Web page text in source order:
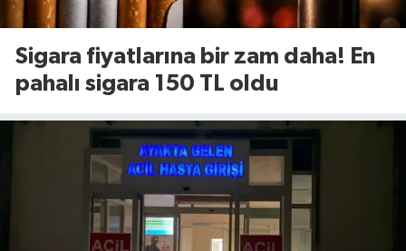
Sigara fiyatlarına bir zam daha! En
pahalı sigara 150 TL oldu